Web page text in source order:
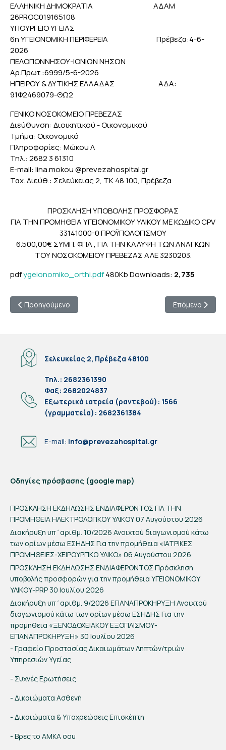
ΕΛΛΗΝΙΚΗ ΔΗΜΟΚΡΑΤΙΑ ΑΔΑΜ
26PROC019165108
ΥΠΟΥΡΓΕΙΟ ΥΓΕΙΑΣ
6η ΥΓΕΙΟΝΟΜΙΚΗ ΠΕΡΙΦΕΡΕΙΑ Πρέβεζα:4-6-
2026
ΠΕΛΟΠΟΝΝΗΣΟΥ-ΙΟΝΙΩΝ ΝΗΣΩΝ
Αρ.Πρωτ.:6999/5-6-2026
ΗΠΕΙΡΟΥ & ΔΥΤΙΚΗΣ ΕΛΛΑΔΑΣ ΑΔΑ:
91Φ2469079-ΘΩ2
ΓΕΝΙΚΟ ΝΟΣΟΚΟΜΕΙΟ ΠΡΕΒΕΖΑΣ
Διεύθυνση: Διοικητικού - Οικονομικού
Τμήμα: Οικονομικό
Πληροφορίες: Μώκου Λ
Τηλ.: 2682 3 61310
E-mail: lina.mokou @prevezahospital.gr
Ταχ. Διεύθ.: Σελεύκειας 2, ΤΚ 48 100, Πρέβεζα
ΠΡΟΣΚΛΗΣΗ ΥΠΟΒΟΛΗΣ ΠΡΟΣΦΟΡΑΣ
ΓΙΑ ΤΗΝ ΠΡΟΜΗΘΕΙΑ ΥΓΕΙΟΝΟΜΙΚΟΥ ΥΛΙΚΟΥ ΜΕ ΚΩΔΙΚΟ CPV
33141000-0 ΠΡΟΫΠΟΛΟΓΙΣΜΟΥ
6.500,00€ ΣΥΜΠ. ΦΠΑ , ΓΙΑ ΤΗΝ ΚΑΛΥΨΗ ΤΩΝ ΑΝΑΓΚΩΝ
ΤΟΥ ΝΟΣΟΚΟΜΕΙΟΥ ΠΡΕΒΕΖΑΣ ΑΛΕ 3230203.
pdfygeionomiko_orthi.pdf480KbDownloads: 2,735
Προηγούμενο άρθρο: Πρόσκληση ενδιαφέροντος συλλογής
Προηγούμενο Επόμενο
Επόμενο
Σελευκείας 2, Πρέβεζα 48100
Τηλ.: 2682361390
Φαξ: 2682024837
Eξωτερικά ιατρεία (ραντεβού): 1566
(γραμματεία): 2682361384
E-mail: info@prevezahospital.gr
Οδηγίες πρόσβασης (google map)
ΠΡΟΣΚΛΗΣΗ ΕΚΔΗΛΩΣΗΣ ΕΝΔΙΑΦΕΡΟΝΤΟΣ ΓΙΑ ΤΗΝ
ΠΡΟΜΗΘΕΙΑ ΗΛΕΚΤΡΟΛΟΓΙΚΟΥ ΥΛΙΚΟΥ07 Αυγούστου 2026
Διακήρυξη υπ΄αριθμ. 10/2026 Ανοιχτού διαγωνισμού κάτω
των ορίων μέσω ΕΣΗΔΗΣ Για την προμήθεια «ΙΑΤΡΙΚΕΣ
ΠΡΟΜΗΘΕΙΕΣ-ΧΕΙΡΟΥΡΓΙΚΟ ΥΛΙΚΟ» 06 Αυγούστου 2026
ΠΡΟΣΚΛΗΣΗ ΕΚΔΗΛΩΣΗΣ ΕΝΔΙΑΦΕΡΟΝΤΟΣ Πρόσκληση
υποβολής προσφορών για την προμήθεια ΥΓΕΙΟΝΟΜΙΚΟΥ
ΥΛΙΚΟΥ-PRP 30 Ιουλίου 2026
Διακήρυξη υπ΄αριθμ. 9/2026 ΕΠΑΝΑΠΡΟΚΗΡΥΞΗ Ανοιχτού
διαγωνισμού κάτω των ορίων μέσω ΕΣΗΔΗΣ Για την
προμήθεια «ΞΕΝΟΔΟΧΕΙΑΚΟΥ ΕΞΟΠΛΙΣΜΟΥ-
ΕΠΑΝΑΠΡΟΚΗΡΥΞΗ» 30 Ιουλίου 2026
- Γραφείο Προστασίας Δικαιωμάτων Ληπτών/τριών
Υπηρεσιών Υγείας
- Συχνές Ερωτήσεις
- Δικαιώματα Ασθενή
- Δικαιώματα & Υποχρεώσεις Επισκέπτη
- Βρες το ΑΜΚΑ σου